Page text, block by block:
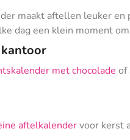
maakt aftellen leuker
dag een klein moment
met chocolade of
aftelkalendervoor kerst